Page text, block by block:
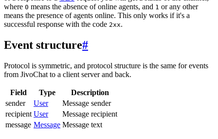
where 0 means the absence of online agents, and 1 or any other
means the presence of agents online. This only works if it's a
successful response with the code 2xx.
Event structure#
Protocol is symmetric, and protocol structure is the same for events
from JivoChat to a client server and back.
Field Type
Description
sender
User
Message sender
recipient User
Message recipient
message Message Message text